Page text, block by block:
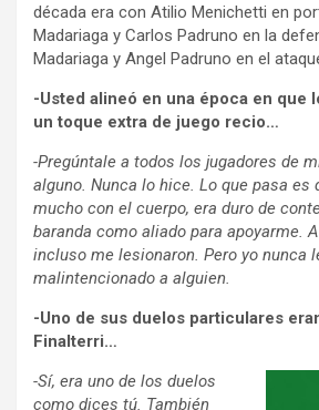
década era con Atilio Menichetti en
Madariaga y Carlos Padruno en la
Madariaga y Angel Padruno en el
-Usted alineó en una época en que
un toque extra de juego recio…
-Pregúntale a todos los jugadores de
alguno. Nunca lo hice. Lo que pasa es
mucho con el cuerpo, era duro de
baranda como aliado para apoyarme.
incluso me lesionaron. Pero yo nunca
malintencionado a alguien.
-Uno de sus duelos particulares
Finalterri…
-Sí, era uno de los duelos
como dices tú. También